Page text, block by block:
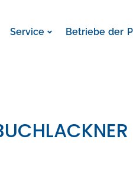
Service Betriebe der